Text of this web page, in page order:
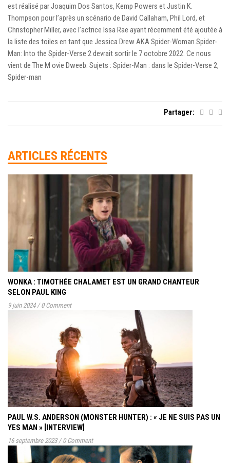
est réalisé par Joaquim Dos Santos, Kemp Powers et Justin K.
Thompson pour l’après un scénario de David Callaham, Phil Lord, et
Christopher Miller, avec l’actrice Issa Rae ayant récemment été ajoutée à
la liste des toiles en tant que Jessica Drew AKA Spider-Woman.Spider-
Man: Into the Spider-Verse 2 devrait sortir le 7 octobre 2022. Ce nous
vient de The M ovie Dweeb. Sujets : Spider-Man : dans le Spider-Verse 2,
Spider-man
Partager:
ARTICLES RÉCENTS
WONKA : TIMOTHÉE CHALAMET EST UN GRAND CHANTEUR
SELON PAUL KING
9 juin 2024 / 0 Comment
PAUL W.S. ANDERSON (MONSTER HUNTER) : « JE NE SUIS PAS UN
YES MAN » [INTERVIEW]
16 septembre 2023 / 0 Comment